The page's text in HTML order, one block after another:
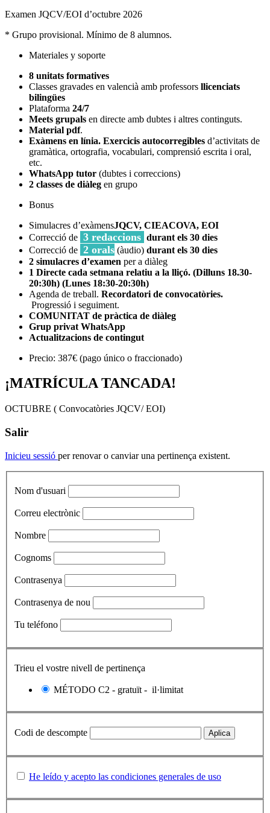
Examen JQCV/EOI d’octubre 2026
* Grupo provisional. Mínimo de 8 alumnos.
Materiales y soporte
8 unitats formatives
Classes gravades en valencià amb professors llicenciats
bilingües
Plataforma 24/7
Meets grupals en directe amb dubtes i altres continguts.
Material pdf.
Exàmens en línia. Exercicis autocorregibles d’activitats de
gramàtica, ortografia, vocabulari, comprensió escrita i oral,
etc.
WhatsApp tutor (dubtes i correccions)
2 classes de diàleg en grupo
Bonus
Simulacres d’exàmensJQCV, CIEACOVA, EOI
Correcció de 3 redaccions durant els 30 dies
Correcció de 2 orals (àudio) durant els 30 dies
2 simulacres d’examen per a diàleg
1 Directe cada setmana relatiu a la lliçó. (Dilluns 18.30-
20:30h) (Lunes 18:30-20:30h)
Agenda de treball. Recordatori de convocatòries.
Progressió i seguiment.
COMUNITAT de pràctica de diàleg
Grup privat WhatsApp
Actualitzacions de contingut
Precio: 387€ (pago único o fraccionado)
¡MATRÍCULA TANCADA!
OCTUBRE ( Convocatòries JQCV/ EOI)
Salir
Inicieu sessió per renovar o canviar una pertinença existent.
Nom d'usuari
Correu electrònic
Nombre
Cognoms
Contrasenya
Contrasenya de nou
Tu teléfono
Trieu el vostre nivell de pertinença
MÉTODO C2 - gratuït - il·limitat
Codi de descompte Aplica
He leído y acepto las condiciones generales de uso